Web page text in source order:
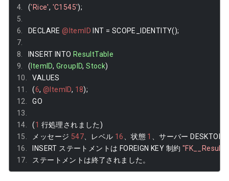
('Rice', 'C1545');
DECLARE @ItemID INT = SCOPE_IDENTITY();
INSERT INTO ResultTable
( ItemID, GroupID, Stock)
VALUES
(6, @ItemID, 18);
GO
(1 行処理されました)
メッセージ 547 、レベル 16 、状態 1 、サーバー DESKTOP
INSERT ステートメントは FOREIGN KEY 制約
ステートメントは終了されました。